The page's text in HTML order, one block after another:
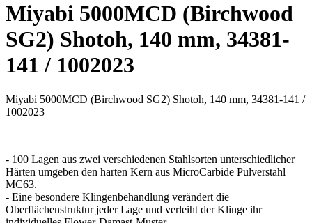
Miyabi 5000MCD (Birchwood
SG2) Shotoh, 140 mm, 34381-
141 / 1002023
Miyabi 5000MCD (Birchwood SG2) Shotoh, 140 mm, 34381-141 /
1002023
- 100 Lagen aus zwei verschiedenen Stahlsorten unterschiedlicher
Härten umgeben den harten Kern aus MicroCarbide Pulverstahl
MC63.
- Eine besondere Klingenbehandlung verändert die
Oberflächenstruktur jeder Lage und verleiht der Klinge ihr